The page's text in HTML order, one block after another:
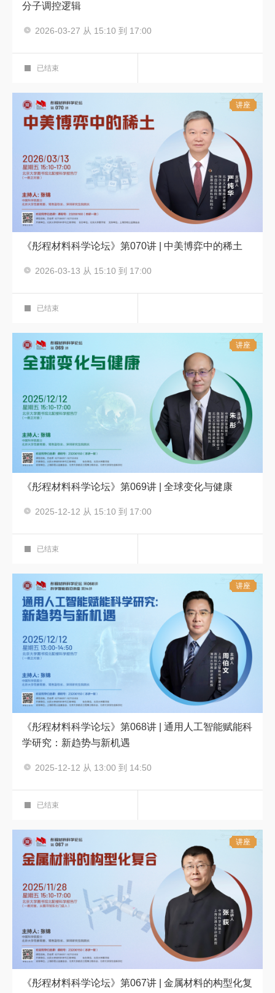
分子调控逻辑
主讲人：瞿礼嘉
2026-03-27 从 15:10 到 17:00
科学报告厅
已结束
讲座
《彤程材料科学论坛》第070讲 | 中美博弈中的稀土
主讲人：严纯华 (北京大学博雅讲席教授 、拜尔讲席教授、中国科学院院士、发展中国家科学院院士)
2026-03-13 从 15:10 到 17:00
科学报告厅
已结束
讲座
《彤程材料科学论坛》第069讲 | 全球变化与健康
主讲人：朱彤
2025-12-12 从 15:10 到 17:00
科学报告厅
已结束
讲座
《彤程材料科学论坛》第068讲 | 通用人工智能赋能科
学研究：新趋势与新机遇
主讲人：周伯文
2025-12-12 从 13:00 到 14:50
科学报告厅
已结束
讲座
《彤程材料科学论坛》第067讲 | 金属材料的构型化复